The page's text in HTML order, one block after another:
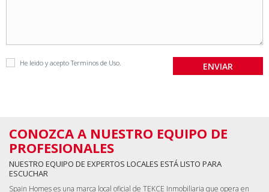
He leido y aceptoTerminos de Uso.
CONOZCA A NUESTRO EQUIPO DE
PROFESIONALES
NUESTRO EQUIPO DE EXPERTOS LOCALES ESTÁ LISTO PARA
ESCUCHAR
Spain Homes es una marca local oficial de TEKCE Inmobiliaria que opera en